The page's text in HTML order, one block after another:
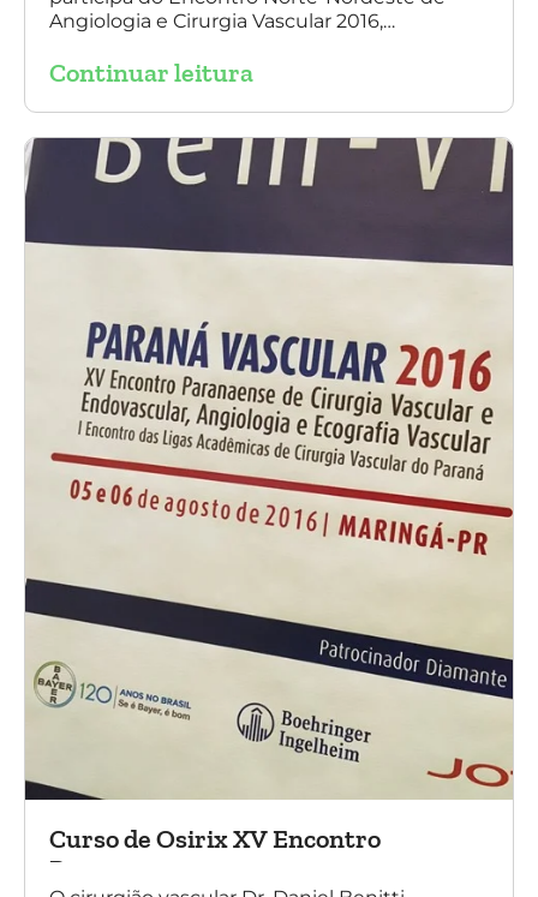
Angiologia e Cirurgia Vascular 2016,
aneurisma da Aorta.
Continuar leitura
Curso de Osirix XV Encontro
Paranaense